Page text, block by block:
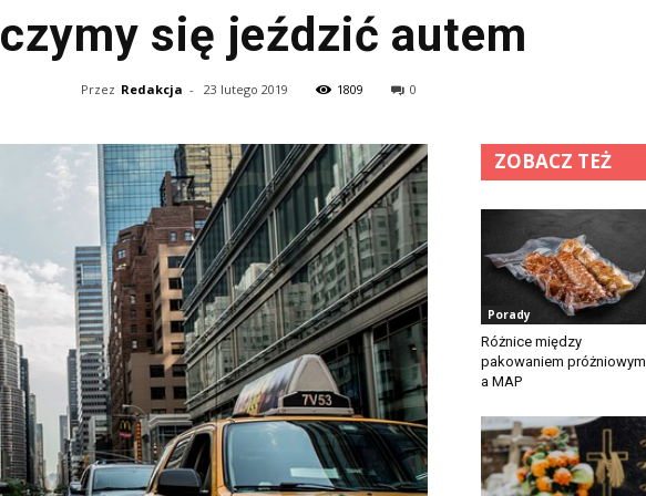
się jeździć autem
Przez Redakcja - 23 lutego 2019 1809 0
ZOBACZ TEŻ
Porady
Różnice między
pakowaniem próżniowym
a MAP